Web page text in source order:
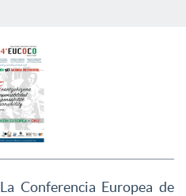
La Conferencia Europea de